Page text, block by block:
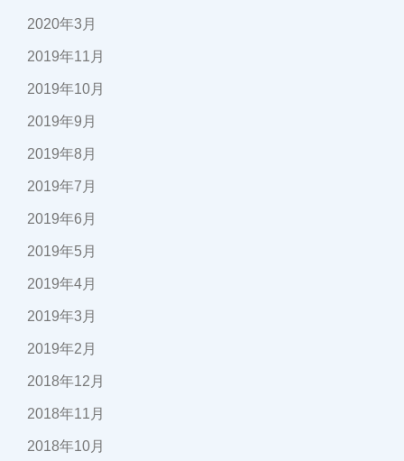
2020年3月
2019年11月
2019年10月
2019年9月
2019年8月
2019年7月
2019年6月
2019年5月
2019年4月
2019年3月
2019年2月
2018年12月
2018年11月
2018年10月